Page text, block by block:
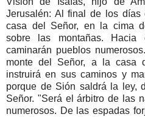
Jerusalén: Al final de los
casa del Señor, en la cima
sobre las montañas. Hacia
caminarán pueblos
monte del Señor, a la casa
instruirá en sus caminos y
porque de Sión saldrá la ley,
Señor. "Será el árbitro de las
numerosos. De las espadas